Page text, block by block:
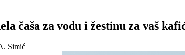
čaša za vodu i žestinu za vaš
Simić